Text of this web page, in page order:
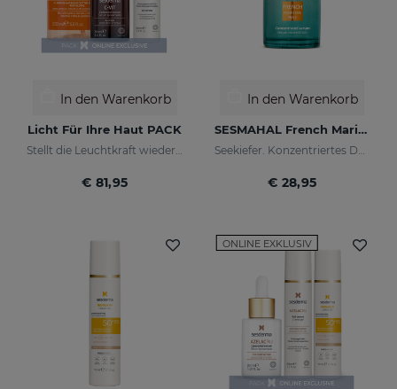
In den Warenkorb
Licht Für Ihre Haut PACK
Stellt die Leuchtkraft wieder her und reduziert Hautunreinheiten
€ 81,95
In den Warenkorb
SESMAHAL French Maritime Pine
Seekiefer. Konzentriertes Depigmentierserum
€ 28,95
ONLINE EXKLUSIV